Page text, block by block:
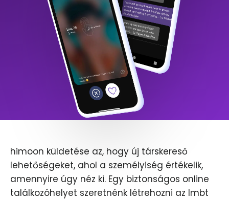
himoon küldetése az, hogy új társkereső
lehetőségeket, ahol a személyiség értékelik,
amennyire úgy néz ki. Egy biztonságos online
találkozóhelyet szeretnénk létrehozni az lmbt